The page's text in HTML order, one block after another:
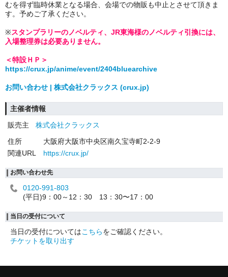
むを得ず臨時休業となる場合、会場での物販も中止とさせて頂きま
す。予めご了承ください。
※スタンプラリーのノベルティ、JR東海様のノベルティ引換には、
入場整理券は必要ありません。
＜特設ＨＰ＞
https://crux.jp/anime/event/2404bluearchive
お問い合わせ | 株式会社クラックス (crux.jp)
主催者情報
販売主
株式会社クラックス
住所
大阪府大阪市中央区南久宝寺町2-2-9
関連URL
https://crux.jp/
お問い合わせ先
0120-991-803
(平日)9：00～12：30 13：30〜17：00
当日の受付について
当日の受付についてはこちらをご確認ください。
チケットを取り出す